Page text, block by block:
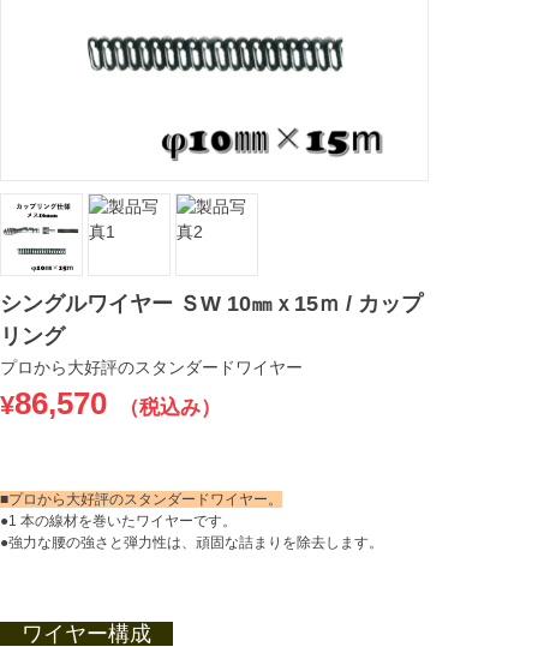
シングルワイヤー ＳW 10㎜ｘ15ｍ / カップ
リング
プロから大好評のスタンダードワイヤー
¥86,570 （税込み）
■プロから大好評のスタンダードワイヤー。
●1 本の線材を巻いたワイヤーです。
●強力な腰の強さと弾力性は、頑固な詰まりを除去します。
ワイヤー構成